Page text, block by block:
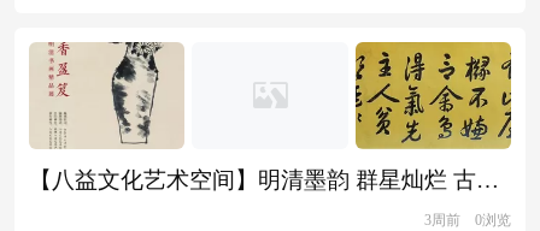
【八益文化艺术空间】明清墨韵 群星灿烂 古香盈笈——明清书画展
3周前 0浏览